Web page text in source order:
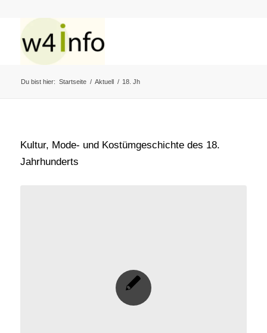
Du bist hier: Startseite / Aktuell / 18. Jh
Kultur, Mode- und Kostümgeschichte des 18.
Jahrhunderts